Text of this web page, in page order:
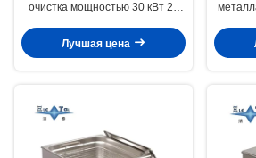
очистка мощностью 30 кВт 28
ультразвуковая очистная
машина Интеллектуальная
Лучшая цена